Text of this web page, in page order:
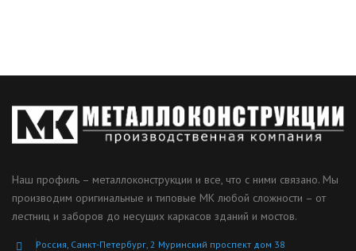
Наш профиль – металлоконструкции и все, что с ними связано. Мы
производим оригинальные и типовые МК любой сложности – от
лестниц и заборов до несущих каркасов зданий и мостов.
Россия, Санкт-Петербург, 2 Муринский проспект дом 38